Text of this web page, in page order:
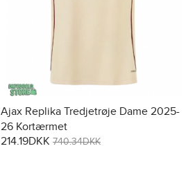
Ajax Replika Tredjetrøje Dame 2025-
26 Kortærmet
214.19DKK 740.34DKK